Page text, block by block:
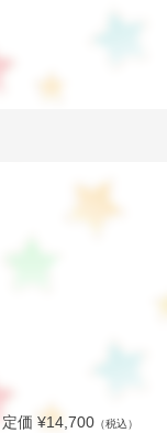
定価 ¥14,700（税込）